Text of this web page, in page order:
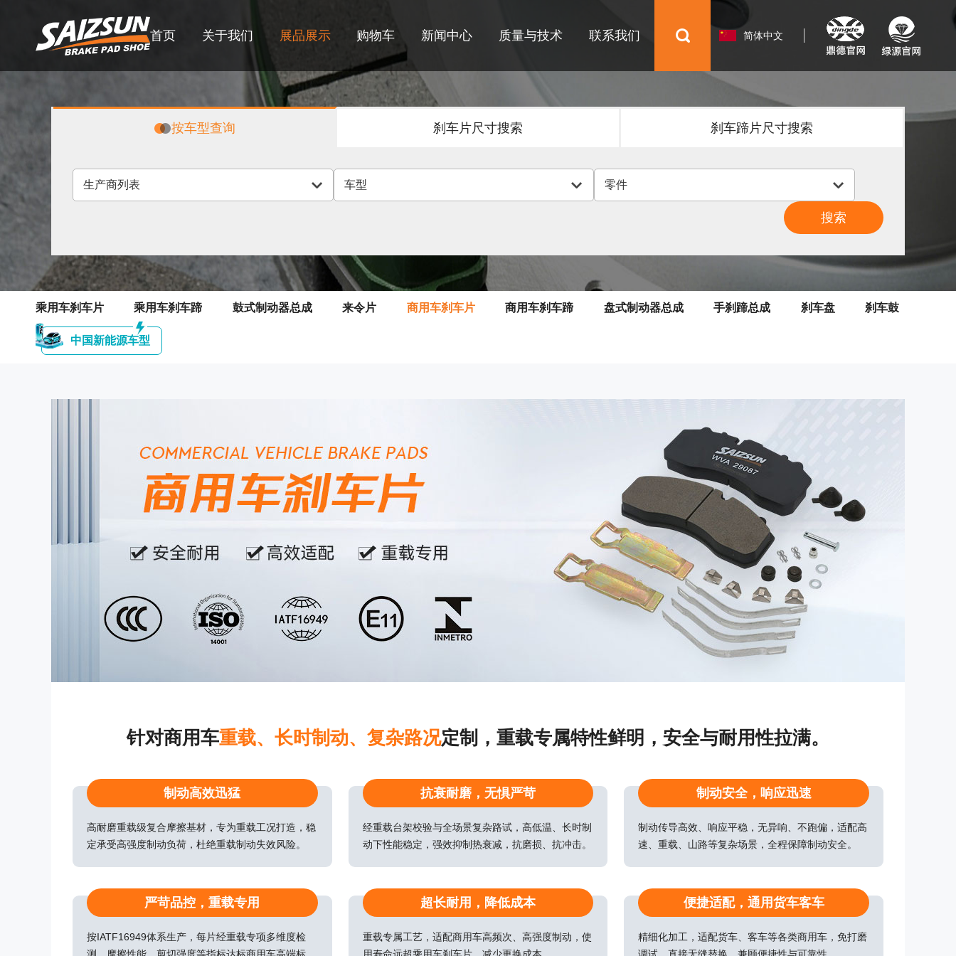
首页 关于我们 展品展示
COMMERCAL VEHICLE BRAKE
COMMERCIAL VEHICLE BRAKE
BRAKE DISC
Brake drum
购物车 新闻中心 质量与技术 联系我们 简体中文
English
Español
русский
按车型查询 刹车片尺寸搜索 刹车蹄片尺寸搜索
乘用车刹车片 乘用车刹车蹄 鼓式制动器总成 来令片 商用车刹车片 商用车刹车蹄 盘式制动器总成 手刹蹄总成 刹车盘 刹车鼓
中国新能源车型
针对商用车重载、长时制动、复杂路况定制，重载专属特性鲜明，安全与耐用性拉满。
制动高效迅猛
高耐磨重载级复合摩擦基材，专为重载工况打造，稳
定承受高强度制动负荷，杜绝重载制动失效风险。
抗衰耐磨，无惧严苛
经重载台架校验与全场景复杂路试，高低温、长时制
动下性能稳定，强效抑制热衰减，抗磨损、抗冲击。
制动安全，响应迅速
制动传导高效、响应平稳，无异响、不跑偏，适配高
速、重载、山路等复杂场景，全程保障制动安全。
严苛品控，重载专用
按IATF16949体系生产，每片经重载专项多维度检
超长耐用，降低成本
重载专属工艺，适配商用车高频次、高强度制动，使
便捷适配，通用货车客车
精细化加工，适配货车、客车等各类商用车，免打磨